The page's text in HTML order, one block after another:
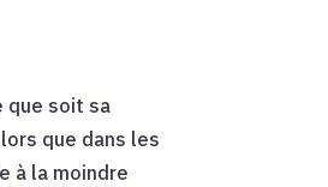
que soit sa
que dans les
à la moindre